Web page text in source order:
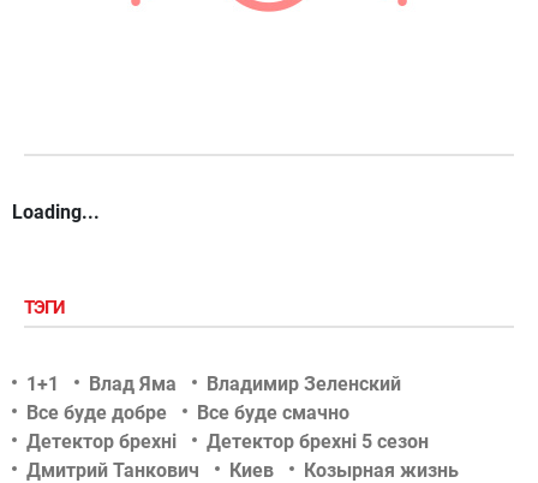
Loading...
ТЭГИ
1+1 Влад Яма
Владимир Зеленский
Все буде добре
Все буде смачно
Детектор брехні
Детектор брехні 5 сезон
Дмитрий Танкович
Киев
Козырная жизнь